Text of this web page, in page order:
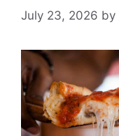
July 23, 2026 by